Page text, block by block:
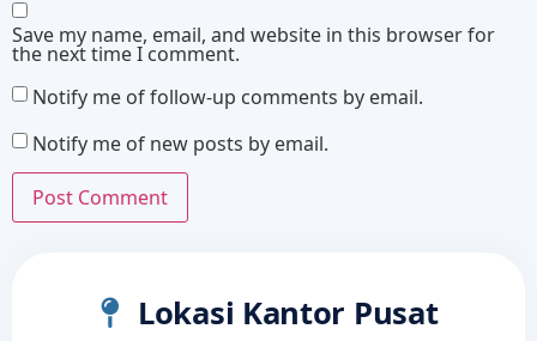
Save my name, email, and website in this browser for
the next time I comment.
Notify me of follow-up comments by email.
Notify me of new posts by email.
Lokasi Kantor Pusat